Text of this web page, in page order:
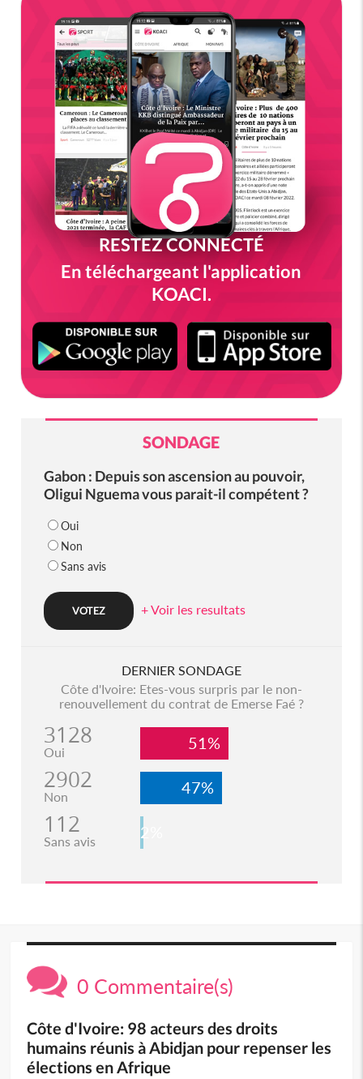
RESTEZ CONNECTÉ
En téléchargeant l'application
KOACI.
SONDAGE
Gabon : Depuis son ascension au pouvoir,
Oligui Nguema vous parait-il compétent ?
Oui
Non
Sans avis
+ Voir les resultats
DERNIER SONDAGE
Côte d'Ivoire: Etes-vous surpris par le non-
renouvellement du contrat de Emerse Faé ?
3128
Oui 51%
2902
Non 47%
112
Sans avis 2%
0 Commentaire(s)
Côte d'Ivoire: 98 acteurs des droits
humains réunis à Abidjan pour repenser les
élections en Afrique